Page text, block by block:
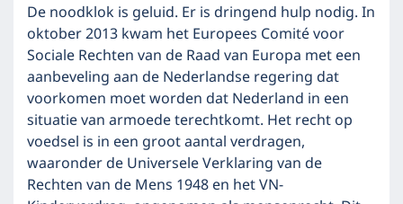
De noodklok is geluid. Er is dringend hulp nodig. In
oktober 2013 kwam het Europees Comité voor
Sociale Rechten van de Raad van Europa met een
aanbeveling aan de Nederlandse regering dat
voorkomen moet worden dat Nederland in een
situatie van armoede terechtkomt. Het recht op
voedsel is in een groot aantal verdragen,
waaronder de Universele Verklaring van de
Rechten van de Mens 1948 en het VN-